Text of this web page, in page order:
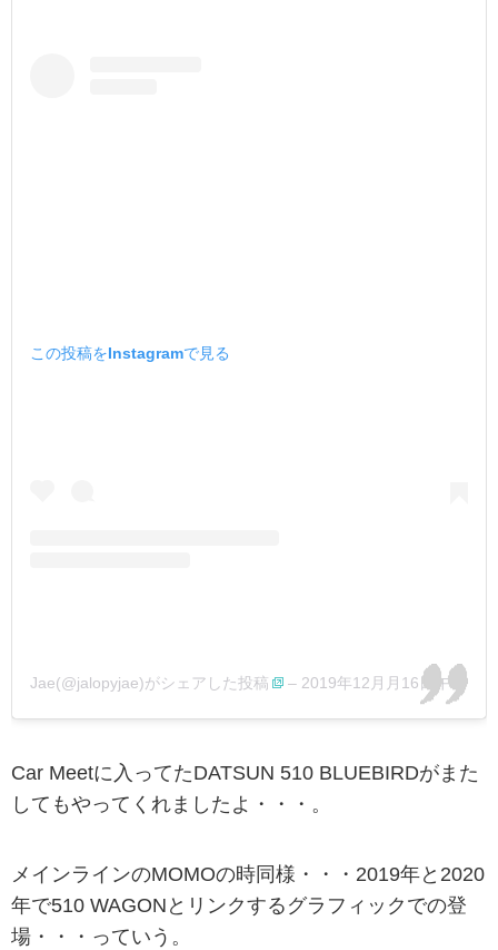
この投稿をInstagramで見る
Jae(@jalopyjae)がシェアした投稿 – 2019年12月月16日午前8時55分PST
Car Meetに入ってたDATSUN 510 BLUEBIRDがまた
してもやってくれましたよ・・・。
メインラインのMOMOの時同様・・・2019年と2020
年で510 WAGONとリンクするグラフィックでの登
場・・・っていう。